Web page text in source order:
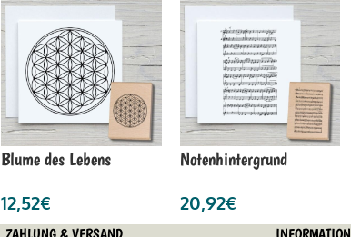
Blume des Lebens
12,52€
Notenhintergrund
20,92€